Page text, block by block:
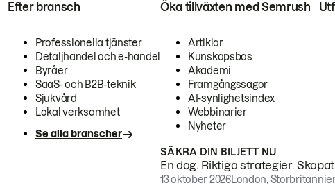
Efter bransch
Professionella tjänster
Detaljhandel och e-handel
Byråer
SaaS- och B2B-teknik
Sjukvård
Lokal verksamhet
Se alla branscher
Öka tillväxten med Semrush
Artiklar
Kunskapsbas
Akademi
Framgångssagor
AI-synlighetsindex
Webbinarier
Nyheter
SÄKRA DIN BILJETT NU
En dag. Riktiga strategier.
13 oktober 2026London,